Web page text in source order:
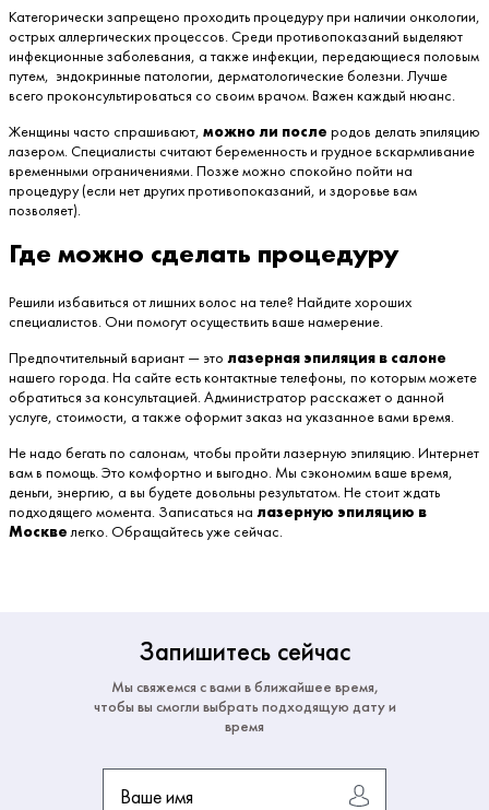
Категорически запрещено проходить процедуру при наличии онкологии,
острых аллергических процессов. Среди противопоказаний выделяют
инфекционные заболевания, а также инфекции, передающиеся половым
путем, эндокринные патологии, дерматологические болезни. Лучше
всего проконсультироваться со своим врачом. Важен каждый нюанс.
Женщины часто спрашивают, можно ли после родов делать эпиляцию
лазером. Специалисты считают беременность и грудное вскармливание
временными ограничениями. Позже можно спокойно пойти на
процедуру (если нет других противопоказаний, и здоровье вам
позволяет).
Где можно сделать процедуру
Решили избавиться от лишних волос на теле? Найдите хороших
специалистов. Они помогут осуществить ваше намерение.
Предпочтительный вариант — это лазерная эпиляция в салоне
нашего города. На сайте есть контактные телефоны, по которым можете
обратиться за консультацией. Администратор расскажет о данной
услуге, стоимости, а также оформит заказ на указанное вами время.
Не надо бегать по салонам, чтобы пройти лазерную эпиляцию. Интернет
вам в помощь. Это комфортно и выгодно. Мы сэкономим ваше время,
деньги, энергию, а вы будете довольны результатом. Не стоит ждать
подходящего момента. Записаться на лазерную эпиляцию в
Москвелегко. Обращайтесь уже сейчас.
Запишитесь сейчас
Мы свяжемся с вами в ближайшее время,
чтобы вы смогли выбрать подходящую дату и
время
Ваше имя